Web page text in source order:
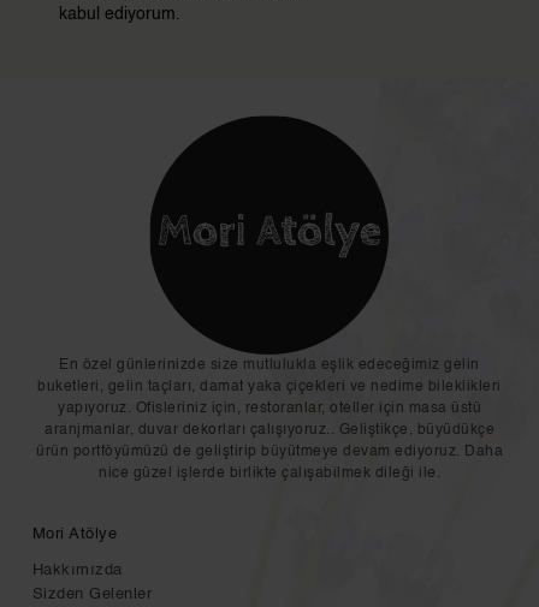
kabul ediyorum.
En özel günlerinizde size mutlulukla eşlik edeceğimiz gelin
buketleri, gelin taçları, damat yaka çiçekleri ve nedime bileklikleri
yapıyoruz. Ofisleriniz için, restoranlar, oteller için masa üstü
aranjmanlar, duvar dekorları çalışıyoruz.. Geliştikçe, büyüdükçe
ürün portföyümüzü de geliştirip büyütmeye devam ediyoruz. Daha
nice güzel işlerde birlikte çalışabilmek dileği ile.
Mori Atölye
Hakkımızda
Sizden Gelenler